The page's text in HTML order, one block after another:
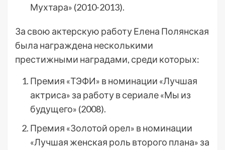
Мухтара» (2010-2013).
За свою актерскую работу Елена Полянская
была награждена несколькими
престижными наградами, среди которых:
Премия «ТЭФИ» в номинации «Лучшая
актриса» за работу в сериале «Мы из
будущего» (2008).
Премия «Золотой орел» в номинации
«Лучшая женская роль второго плана» за